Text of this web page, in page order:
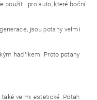
použít i pro auto, které boční
jsou potahy velmi
hadříkem. Proto potahy
také velmi estetické. Potah